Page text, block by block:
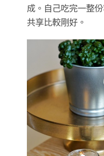
成。自己吃完一整
共享比較剛好。